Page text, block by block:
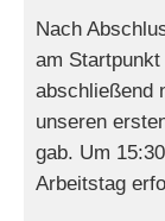
Nach
am
abschließend
unseren
gab. Um
Arbeitstag